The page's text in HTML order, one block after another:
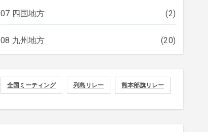
07 四国地方 (2)
08 九州地方 (20)
全国ミーティング 列島リレー 熊本部旗リレー